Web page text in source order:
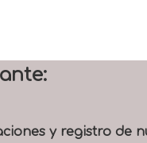
y registro de